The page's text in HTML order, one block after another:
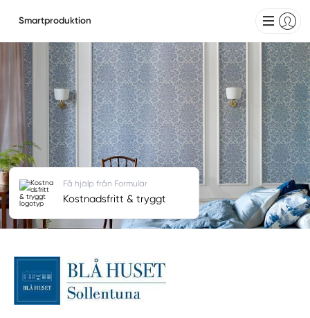
Smartproduktion
Få hjälp från Formulär
Kostnadsfritt & tryggt